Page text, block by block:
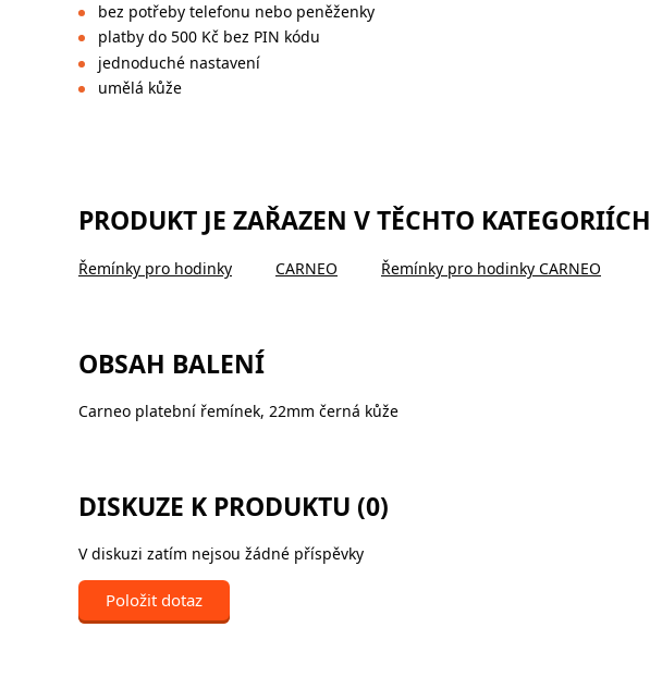
bez potřeby telefonu nebo peněženky
platby do 500 Kč bez PIN kódu
jednoduché nastavení
umělá kůže
PRODUKT JE ZAŘAZEN V TĚCHTO KATEGORIÍCH
Řemínky pro hodinky CARNEO Řemínky pro hodinky CARNEO
OBSAH BALENÍ
Carneo platební řemínek, 22mm černá kůže
DISKUZE K PRODUKTU (0)
V diskuzi zatím nejsou žádné příspěvky
Položit dotaz